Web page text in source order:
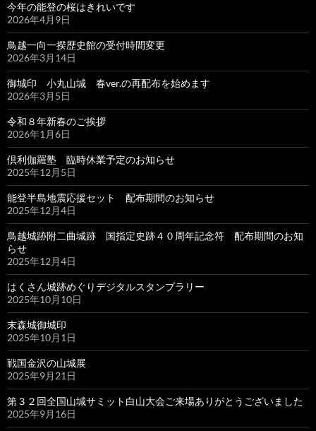
今年の能登の桜はきれいです
2026年4月9日
鳥越一向一揆歴史館の受付時間変更
2026年3月14日
御城印 小丸山城 春ver.の再配布を始めます
2026年3月5日
令和８年新春のご挨拶
2026年1月6日
倶利伽羅塾 臨時休業予定のお知らせ
2025年12月5日
能登半島地震応援セット 配布期間のお知らせ
2025年12月4日
鳥越城跡附二曲城跡 国指定史跡４０周年記念符 配布期間のお知
らせ
2025年12月4日
はくさん城跡めぐりデジタルスタンプラリー
2025年10月10日
末森城御城印
2025年10月1日
戦国金沢の山城展
2025年9月21日
第３２回全国山城サミット白山大会ご来場ありがとうございました
2025年9月16日